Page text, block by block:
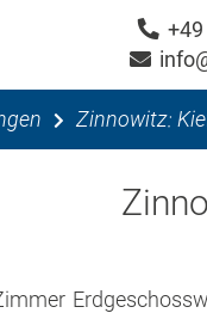
Zinnowitz: